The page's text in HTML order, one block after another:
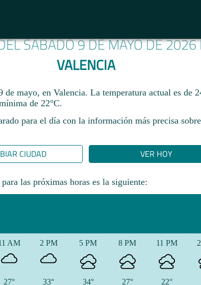
SÁBADO 9 DE MAYO DE 2026
VALENCIA
mayo, en Valencia. La temperatura actual es de
de 22°C.​
para el día con la información más precisa
CIUDAD VER HOY
las próximas horas es la siguiente:
AM
27°
2 PM
33°
5 PM
34°
8 PM
27°
11 PM
22°